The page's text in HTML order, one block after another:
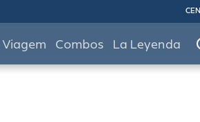
Viagem Combos La Leyenda